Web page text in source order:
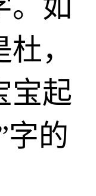
。如
，
宝起
字的